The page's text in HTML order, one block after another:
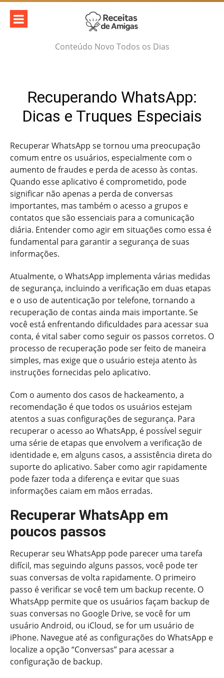
Skip
content
Conteúdo Novo Todos os Dias
Recuperando WhatsApp:
Dicas e Truques Especiais
Recuperar WhatsApp se tornou uma preocupação
comum entre os usuários, especialmente com o
aumento de fraudes e perda de acesso às contas.
Quando esse aplicativo é comprometido, pode
significar não apenas a perda de conversas
importantes, mas também o acesso a grupos e
contatos que são essenciais para a comunicação
diária. Entender como agir em situações como essa é
fundamental para garantir a segurança de suas
informações.
Atualmente, o WhatsApp implementa várias medidas
de segurança, incluindo a verificação em duas etapas
e o uso de autenticação por telefone, tornando a
recuperação de contas ainda mais importante. Se
você está enfrentando dificuldades para acessar sua
conta, é vital saber como seguir os passos corretos. O
processo de recuperação pode ser feito de maneira
simples, mas exige que o usuário esteja atento às
instruções fornecidas pelo aplicativo.
Com o aumento dos casos de hackeamento, a
recomendação é que todos os usuários estejam
atentos a suas configurações de segurança. Para
recuperar o acesso ao WhatsApp, é possível seguir
uma série de etapas que envolvem a verificação de
identidade e, em alguns casos, a assistência direta do
suporte do aplicativo. Saber como agir rapidamente
pode fazer toda a diferença e evitar que suas
informações caiam em mãos erradas.
Recuperar WhatsApp em
poucos passos
Recuperar seu WhatsApp pode parecer uma tarefa
difícil, mas seguindo alguns passos, você pode ter
suas conversas de volta rapidamente. O primeiro
passo é verificar se você tem um backup recente. O
WhatsApp permite que os usuários façam backup de
suas conversas no Google Drive, se você for um
usuário Android, ou iCloud, se for um usuário de
iPhone. Navegue até as configurações do WhatsApp e
localize a opção “Conversas” para acessar a
configuração de backup.